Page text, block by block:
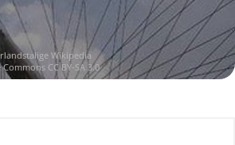
Wikipedia
CC BY-SA 3.0